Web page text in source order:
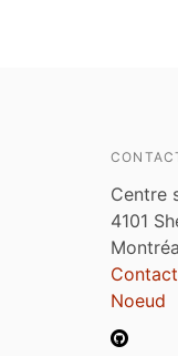
Centre
4101
Noeud